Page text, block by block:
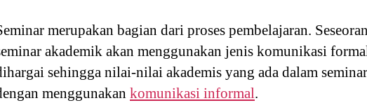
merupakan bagian dari proses pembelajaran.
akademik akan menggunakan jenis komunikasi
sehingga nilai-nilai akademis yang ada dalam
menggunakan komunikasi informal.